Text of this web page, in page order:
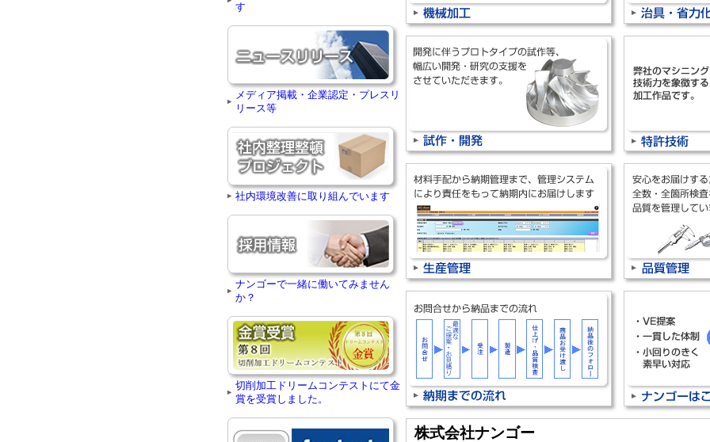
株式会社ナンゴー
す
メディア掲載・企業認定・プレスリ
リース等
社内環境改善に取り組んでいます
ナンゴーで一緒に働いてみません
か？
切削加工ドリームコンテストにて金
賞を受賞しました。